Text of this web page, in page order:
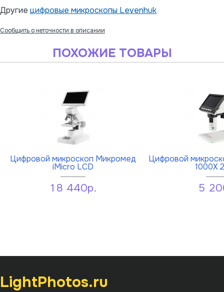
Другие цифровые микроскопы Levenhuk
Сообщить о неточности в описании
ПОХОЖИЕ ТОВАРЫ
Цифровой микроскоп Микромед
iMicro LCD
18 440р.
Цифровой
1000Х
5
LightPhotos.ru